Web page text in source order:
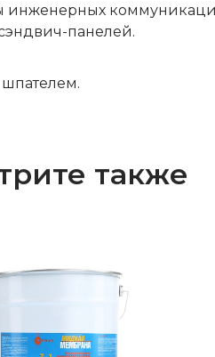
инженерных
панелей.
также